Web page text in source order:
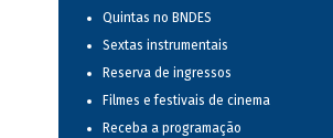
Quintas no BNDES
Sextas instrumentais
Reserva de ingressos
Filmes e festivais de cinema
Receba a programação